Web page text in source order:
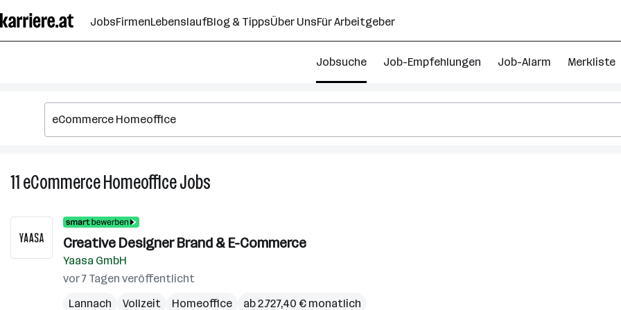
Seiteninhalt
springen
JobsFirmenLebenslaufBlog & TippsÜber UnsFür Arbeitgeber
Jobsuche Job-Empfehlungen Job-Alarm Merkliste
11eCommerce HomeofficeJobs
Creative Designer Brand & E-Commerce
Yaasa GmbH
vor 7 Tagen veröffentlicht
Lannach
Vollzeit Homeoffice ab 2.727,40 € monatlich